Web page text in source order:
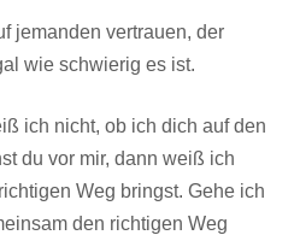
jemanden vertrauen, der
wie schwierig es ist.
ich nicht, ob ich dich auf den
du vor mir, dann weiß ich
Weg bringst. Gehe ich
den richtigen Weg